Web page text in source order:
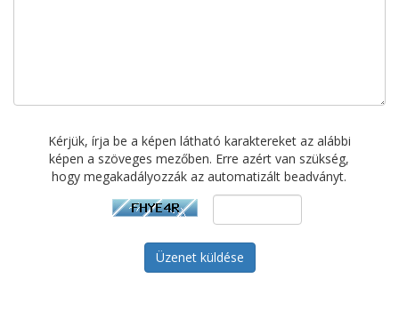
Kérjük, írja be a képen látható karaktereket az alábbi
képen a szöveges mezőben. Erre azért van szükség,
hogy megakadályozzák az automatizált beadványt.
Üzenet küldése